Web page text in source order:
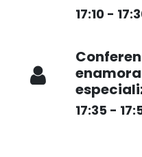
17:10 -
17:35 -